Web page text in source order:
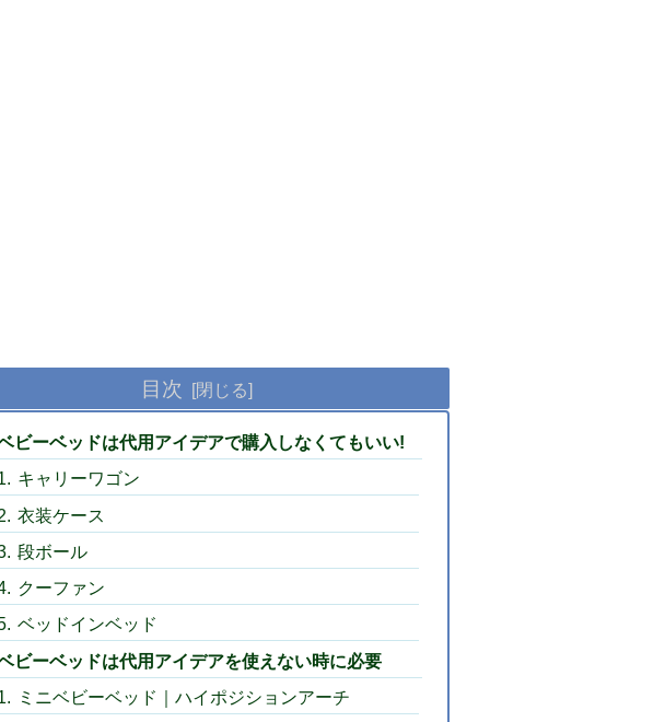
目次
ビーベッドは代用アイデアで購入しなくてもいい!
キャリーワゴン
衣装ケース
段ボール
クーファン
ベッドインベッド
ビーベッドは代用アイデアを使えない時に必要
ミニベビーベッド｜ハイポジションアーチ